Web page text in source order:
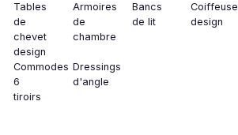
Tables
de
chevet
design
Armoires
de
chambre
Bancs
de lit
design
Commodes
6
tiroirs
Dressings
d'angle